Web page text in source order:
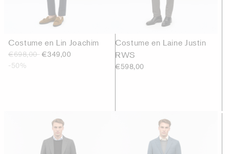
Costume en Lin Joachim
€698,00 €349,00
-50%
Costume en Laine Justin
RWS
€598,00